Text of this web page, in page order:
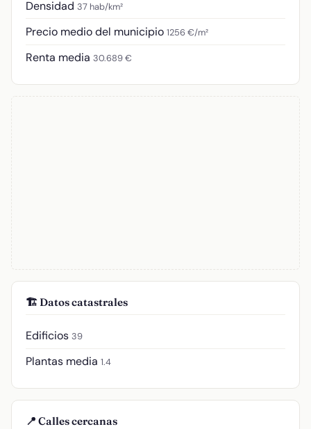
Densidad 37 hab/km²
Precio medio del municipio 1256 €/m²
Renta media 30.689 €
🏗️ Datos catastrales
Edificios 39
Plantas media 1.4
📍 Calles cercanas